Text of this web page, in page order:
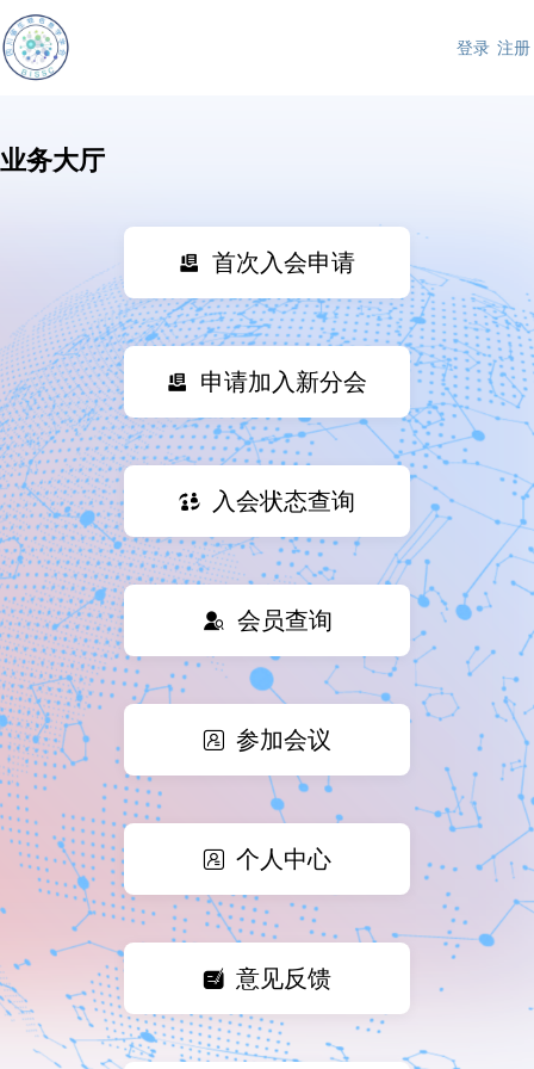
登录 注册
业务大厅
首次入会申请
申请加入新分会
入会状态查询
会员查询
参加会议
个人中心
意见反馈